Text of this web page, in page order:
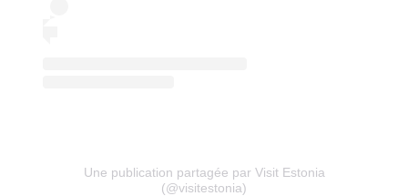
Une publication partagée par Visit Estonia
(@visitestonia)